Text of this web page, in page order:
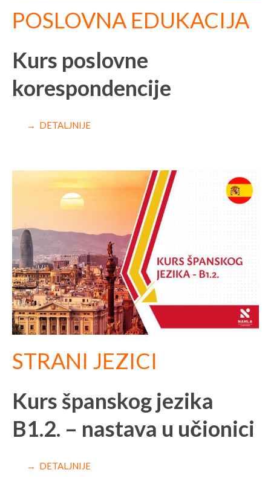
POSLOVNA EDUKACIJA
Kurs poslovne
korespondencije
→ DETALJNIJE
STRANI JEZICI
Kurs španskog jezika
B1.2. – nastava u učionici
→ DETALJNIJE